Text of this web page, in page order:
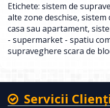
Etichete: sistem de
alte zone deschise, sistem
casa sau apartament,
- supermarket - spatiu
supraveghere scara de
Servicii